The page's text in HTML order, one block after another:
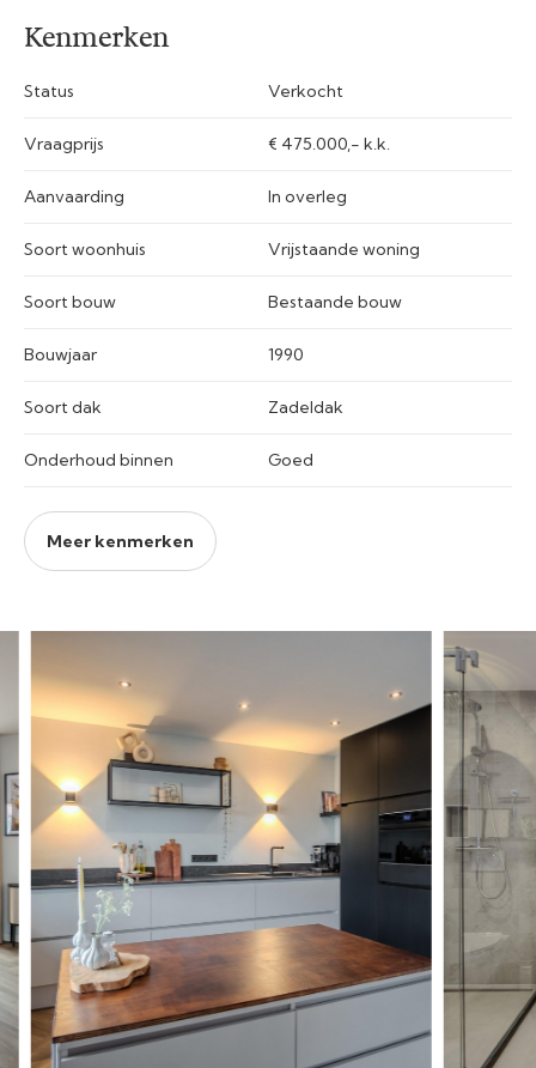
Kenmerken
Status Verkocht
Vraagprijs € 475.000,- k.k.
Aanvaarding In overleg
Soort woonhuis Vrijstaande woning
Soort bouw Bestaande bouw
Bouwjaar 1990
Soort dak Zadeldak
Onderhoud binnen Goed
Meer kenmerken